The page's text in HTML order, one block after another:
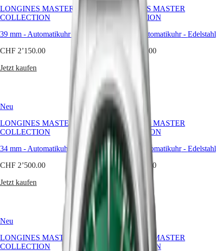
HYDROCONQUEST
HYDROCONQUEST
GMT
Spirit
LONGINES
LONGINES
SPIRIT
FLYBACK
SPIRIT
CHRONOGRAPH
LONGINES
FLYBACK
Elegance
국
Hong
SAR
(En)
香
港
(Zh)
India
日
澳
特
Malaysia
Singapore
eine
Edelstahlarmband-
Uhr
ist
immer
die
Wahl.
LONGINES MASTER
COLLECTION
39 mm - Automatikuhr-
CHF 2’150.00
Jetzt kaufen
LONGINES MASTER
COLLECTION
Automatikuhr- Edelstahl
CHF 2’150.00
Neu
LONGINES MASTER
COLLECTION
34 mm - Automatikuhr
Edelstahl
CHF 2’500.00
Jetzt kaufen
Neu
LONGINES MASTER
COLLECTION
34 mm
Automatikuhr- Edelstahl
CHF 2’100.00
Jetzt kaufen
Neu
LONGINES MASTER
COLLECTION
Neu
LONGINES MASTER
COLLECTION